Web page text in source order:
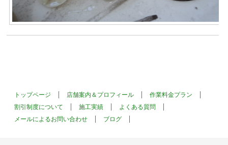
トップページ 店舗案内＆プロフィール
作業料金プラン
割引制度について
施工実績
よくある質問
メールによるお問い合わせ
ブログ